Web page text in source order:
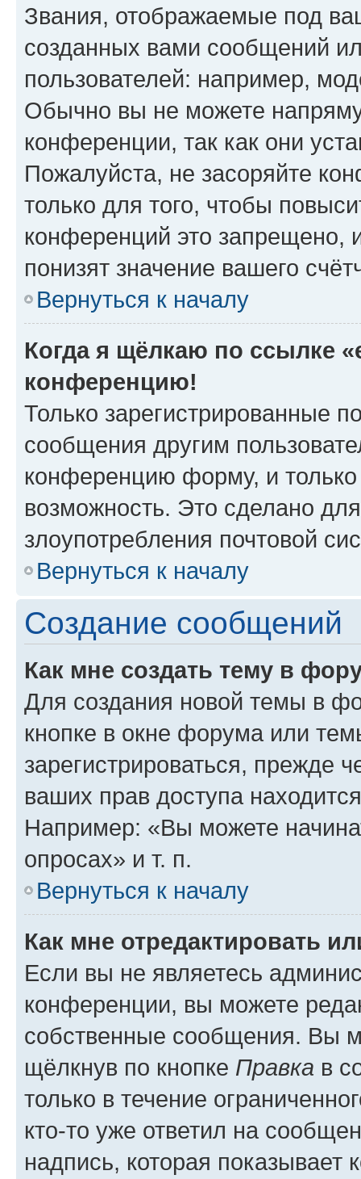
Звания, отображаемые под
созданных вами сообщений
пользователей: например,
Обычно вы не можете
конференции, так как они
Пожалуйста, не засоряйте
только для того, чтобы
конференций это запрещено,
понизят значение вашего
Вернуться к началу
Когда я щёлкаю по ссылке
конференцию!
Только зарегистрированные
сообщения другим
конференцию форму, и
возможность. Это сделано
злоупотребления почтовой
Вернуться к началу
Создание сообщений
Как мне создать тему в
Для создания новой темы в
кнопке в окне форума или
зарегистрироваться, прежде
ваших прав доступа
Например: «Вы можете
опросах» и т. п.
Вернуться к началу
Как мне отредактировать
Если вы не являетесь
конференции, вы можете
собственные сообщения. Вы
щёлкнув по кнопке Правка в
только в течение
кто-то уже ответил на
надпись, которая показывает